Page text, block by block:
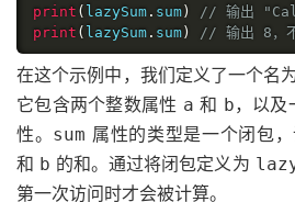
print ( lazySum . sum )
// 输出
print ( lazySum . sum ) // 输出 8，
在这个示例中，我们定义了一个名
它包含两个整数属性 a 和 b，以及
性。 sum 属性的类型是一个闭包
和 b 的和。通过将闭包定义为
第一次访问时才会被计算。